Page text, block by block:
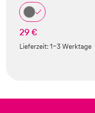
29 €
Lieferzeit:1-3 Werktage